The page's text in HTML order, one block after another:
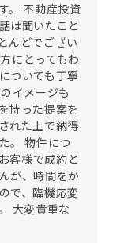
。 不動産投資
は聞いたこと
んどでござい
にとってもわ
ついても丁寧
イメージも
持った提案を
れた上で納得
。 物件につ
客様で成約と
が、時間をか
で、臨機応変
大変貴重な